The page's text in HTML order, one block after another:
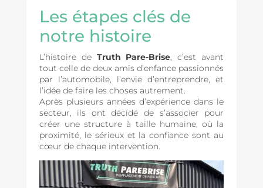
Les étapes clés de
notre histoire
L’histoire de Truth Pare-Brise , c’est avant
tout celle de deux amis d’enfance passionnés
par l’automobile, l’envie d’entreprendre, et
l’idée de faire les choses autrement.
Après plusieurs années d’expérience dans le
secteur, ils ont décidé de s’associer pour
créer une structure à taille humaine, où la
proximité, le sérieux et la confiance sont au
cœur de chaque intervention.